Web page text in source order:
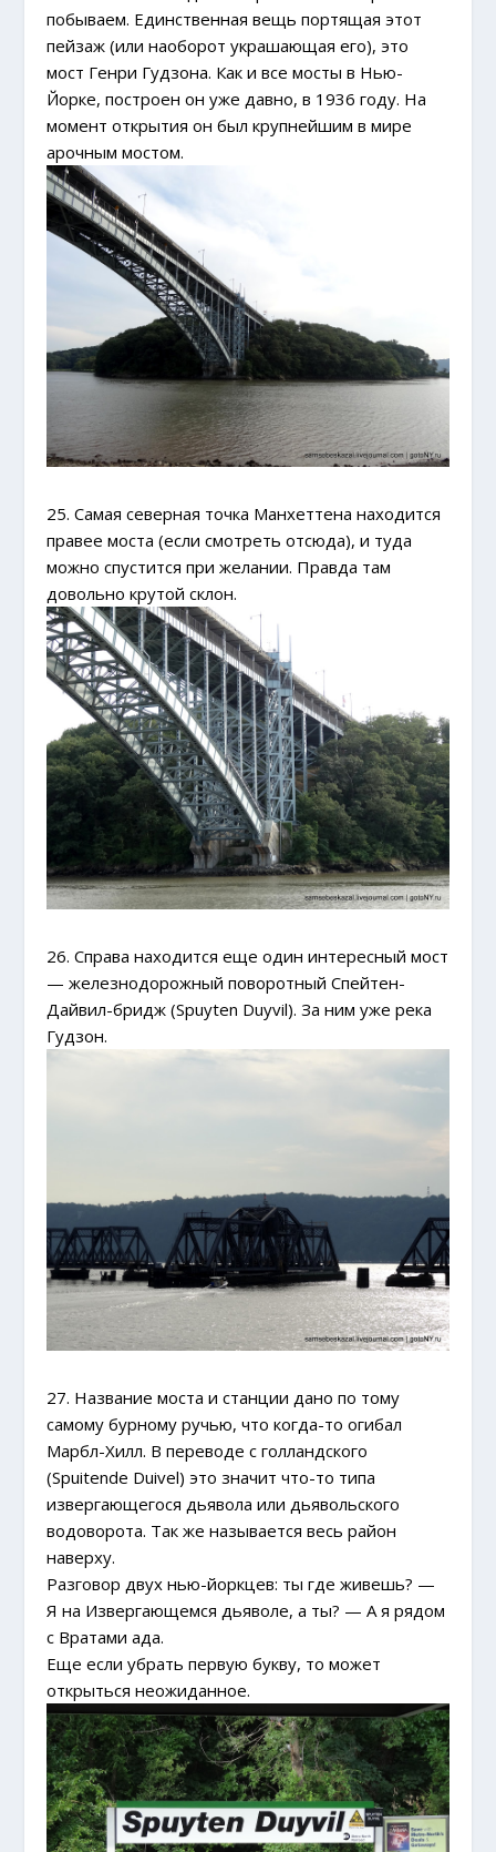
побываем. Единственная вещь портящая этот
пейзаж (или наоборот украшающая его), это
мост Генри Гудзона. Как и все мосты в Нью-
Йорке, построен он уже давно, в 1936 году. На
момент открытия он был крупнейшим в мире
арочным мостом.
25. Самая северная точка Манхеттена находится
правее моста (если смотреть отсюда), и туда
можно спустится при желании. Правда там
довольно крутой склон.
26. Справа находится еще один интересный мост
— железнодорожный поворотный Спейтен-
Дайвил-бридж (Spuyten Duyvil). За ним уже река
Гудзон.
27. Название моста и станции дано по тому
самому бурному ручью, что когда-то огибал
Марбл-Хилл. В переводе с голландского
(Spuitende Duivel) это значит что-то типа
извергающегося дьявола или дьявольского
водоворота. Так же называется весь район
наверху.
Разговор двух нью-йоркцев: ты где живешь? —
Я на Извергающемся дьяволе, а ты? — А я рядом
с Вратами ада.
Еще если убрать первую букву, то может
открыться неожиданное.